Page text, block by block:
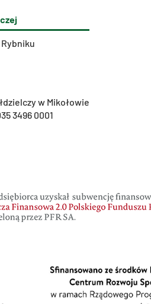
w Mikołowie
3496 0001